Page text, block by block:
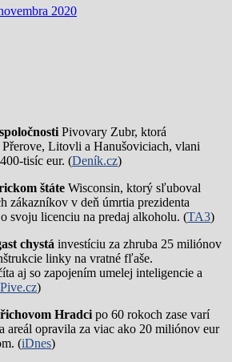
2020
Pivovary Zubr, ktorá
Litovli a Hanušoviciach, vlani
tisíc eur. (Deník.cz)
štáte Wisconsin, ktorý sľuboval
zákazníkov v deň úmrtia prezidenta
svoju licenciu na predaj alkoholu. (TA3)
chystá investíciu za zhruba 25 miliónov
linky na vratné fľaše.
aj so zapojením umelej inteligencie a
)
Hradci po 60 rokoch zase varí
areál opravila za viac ako 20 miliónov eur
(iDnes)